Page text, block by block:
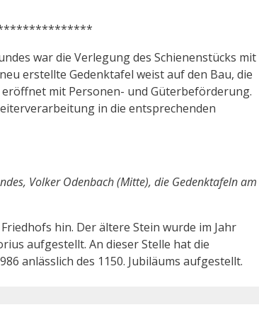
war die Verlegung des Schienenstücks mit
erstellte Gedenktafel weist auf den Bau, die
mit Personen- und Güterbeförderung.
in die entsprechenden
Volker Odenbach (Mitte), die Gedenktafeln am
hin. Der ältere Stein wurde im Jahr
aufgestellt. An dieser Stelle hat die
anlässlich des 1150. Jubiläums aufgestellt.